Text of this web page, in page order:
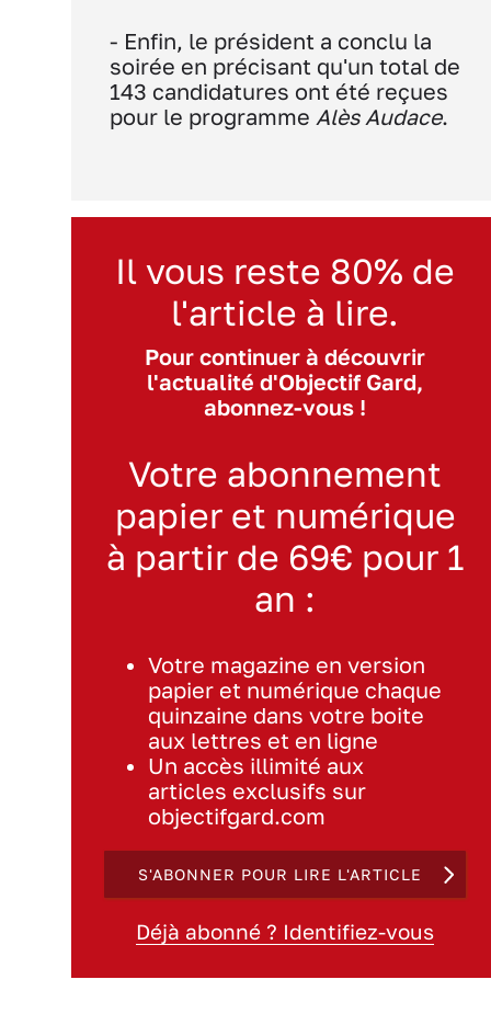
- Enfin, le président a conclu la
soirée en précisant qu'un total de
143 candidatures ont été reçues
pour le programme Alès Audace.
Il vous reste 80% de
l'article à lire.
Pour continuer à découvrir
l'actualité d'Objectif Gard,
abonnez-vous !
Votre abonnement
papier et numérique
à partir de 69€ pour 1
an :
Votre magazine en version
papier et numérique chaque
quinzaine dans votre boite
aux lettres et en ligne
Un accès illimité aux
articles exclusifs sur
objectifgard.com
S'ABONNER POUR LIRE L'ARTICLE
Déjà abonné ? Identifiez-vous